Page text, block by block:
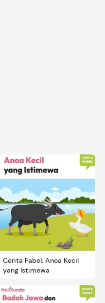
Cerita Fabel: Anoa Kecil
yang Istimewa